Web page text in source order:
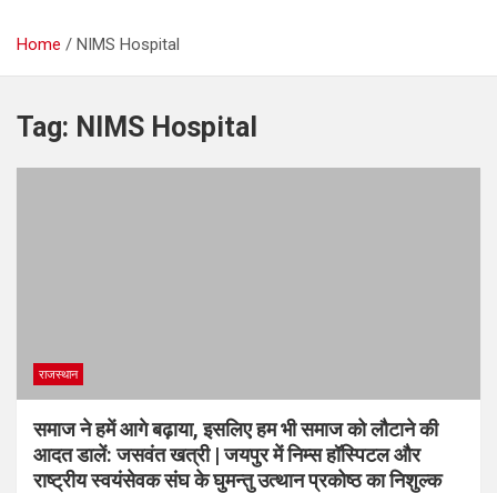
Home NIMS Hospital
Tag: NIMS Hospital
राजस्थान
समाज ने हमें आगे बढ़ाया, इसलिए हम भी समाज को लौटाने की
आदत डालें: जसवंत खत्री | जयपुर में निम्स हॉस्पिटल और
राष्ट्रीय स्वयंसेवक संघ के घुमन्तु उत्थान प्रकोष्ठ का निशुल्क